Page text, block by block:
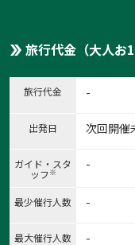
旅行代金（大人お
旅行代金 -
出発日 次回開催
ガイド・スタ
ッフ※ -
最少催行人数 -
最大催行人数 -